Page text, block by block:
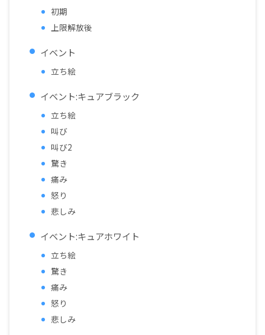
初期
上限解放後
イベント
立ち絵
イベント:キュアブラック
立ち絵
叫び
叫び2
驚き
痛み
怒り
悲しみ
イベント:キュアホワイト
立ち絵
驚き
痛み
怒り
悲しみ